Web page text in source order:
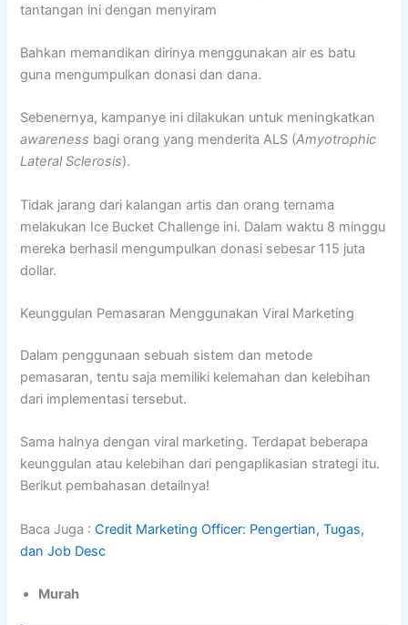
tantangan ini dengan menyiram
Bahkan memandikan dirinya menggunakan air es batu
guna mengumpulkan donasi dan dana.
Sebenernya, kampanye ini dilakukan untuk meningkatkan
awareness bagi orang yang menderita ALS (Amyotrophic
Lateral Sclerosis).
Tidak jarang dari kalangan artis dan orang ternama
melakukan Ice Bucket Challenge ini. Dalam waktu 8 minggu
mereka berhasil mengumpulkan donasi sebesar 115 juta
dollar.
Keunggulan Pemasaran Menggunakan Viral Marketing
Dalam penggunaan sebuah sistem dan metode
pemasaran, tentu saja memiliki kelemahan dan kelebihan
dari implementasi tersebut.
Sama halnya dengan viral marketing. Terdapat beberapa
keunggulan atau kelebihan dari pengaplikasian strategi itu.
Berikut pembahasan detailnya!
Baca Juga :Credit Marketing Officer: Pengertian, Tugas,
dan Job Desc
Murah